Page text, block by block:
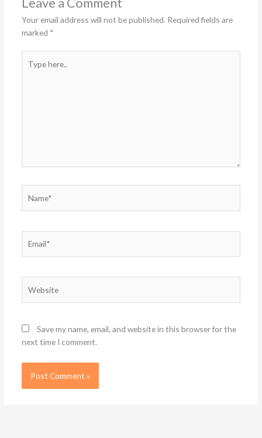
Your email address will not be published. Required fields are
marked *
here..
Save my name, email, and website in this browser for the
next time I comment.